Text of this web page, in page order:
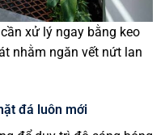
xử lý ngay bằng keo
nhằm ngăn vết nứt lan
đá luôn mới